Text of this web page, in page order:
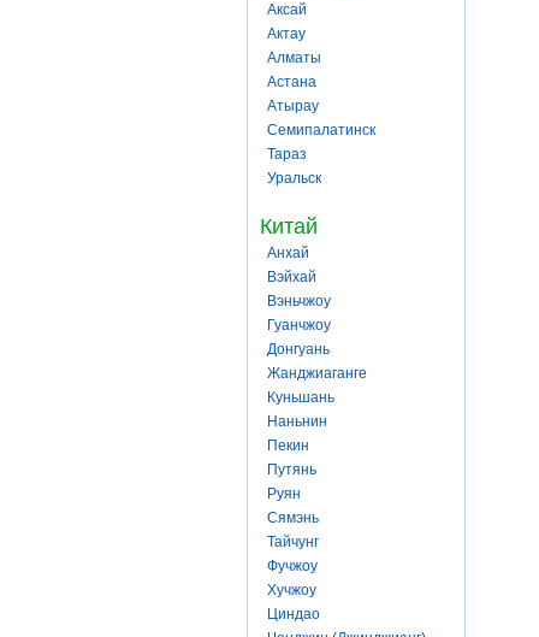
Аксай
Актау
Алматы
Астана
Атырау
Семипалатинск
Тараз
Уральск
Китай
Анхай
Вэйхай
Вэньчжоу
Гуанчжоу
Донгуань
Жанджиаганге
Куньшань
Наньнин
Пекин
Путянь
Руян
Сямэнь
Тайчунг
Фучжоу
Хучжоу
Циндао